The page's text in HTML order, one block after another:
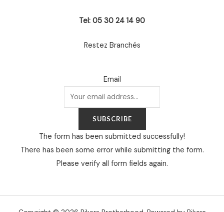
Tel: 05 30 24 14 90
Restez Branchés
Email
SUBSCRIBE
The form has been submitted successfully!
There has been some error while submitting the form.
Please verify all form fields again.